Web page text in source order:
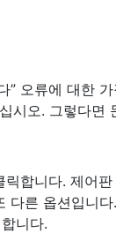
” 오류에 대한
시오. 그렇다면
합니다. 제어
다른 옵션입니다.
니다.